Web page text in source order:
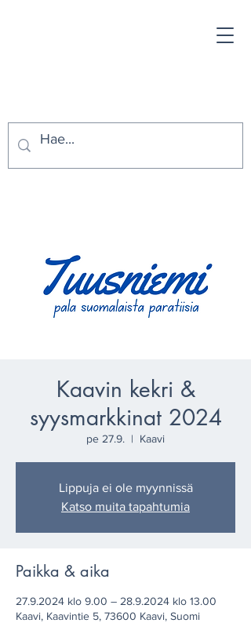
Kaavin kekri &
syysmarkkinat 2024
pe 27.9.
  |
Kaavi
Lippuja ei ole myynnissä
Katso muita tapahtumia
Paikka & aika
27.9.2024 klo 9.00 – 28.9.2024 klo 13.00
Kaavi, Kaavintie 5, 73600 Kaavi, Suomi